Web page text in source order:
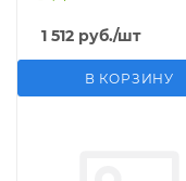
1 512 руб./шт
В КОРЗИНУ